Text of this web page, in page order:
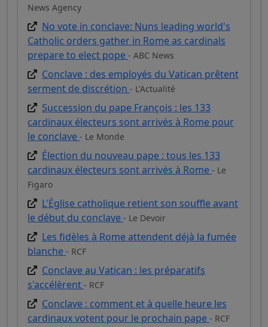
News Agency
No vote in conclave: Nuns leading world's
Catholic orders gather in Rome as cardinals
prepare to elect pope - ABC News
Conclave : des employés du Vatican prêtent
serment de discrétion - L'Actualité
Succession du pape François : les 133
cardinaux électeurs sont arrivés à Rome pour
le conclave - Le Monde
Élection du nouveau pape : tous les 133
cardinaux électeurs sont arrivés à Rome - Le
Figaro
L'Église catholique retient son souffle avant
le début du conclave - Le Devoir
Les fidèles à Rome attendent déjà la fumée
blanche - RCF
Conclave au Vatican : les préparatifs
s'accélèrent - RCF
Conclave : comment et à quelle heure les
cardinaux votent pour le prochain pape - RCF